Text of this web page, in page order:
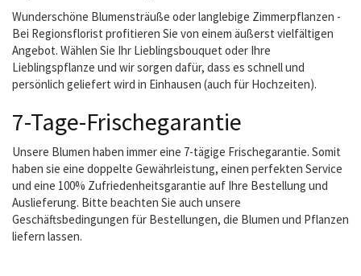
Wunderschöne Blumensträuße oder langlebige Zimmerpflanzen -
Bei Regionsflorist profitieren Sie von einem äußerst vielfältigen
Angebot. Wählen Sie Ihr Lieblingsbouquet oder Ihre
Lieblingspflanze und wir sorgen dafür, dass es schnell und
persönlich geliefert wird in Einhausen (auch für Hochzeiten).
7-Tage-Frischegarantie
Unsere Blumen haben immer eine 7-tägige Frischegarantie. Somit
haben sie eine doppelte Gewährleistung, einen perfekten Service
und eine 100% Zufriedenheitsgarantie auf Ihre Bestellung und
Auslieferung. Bitte beachten Sie auch unsere
Geschäftsbedingungen für Bestellungen, die Blumen und Pflanzen
liefern lassen.